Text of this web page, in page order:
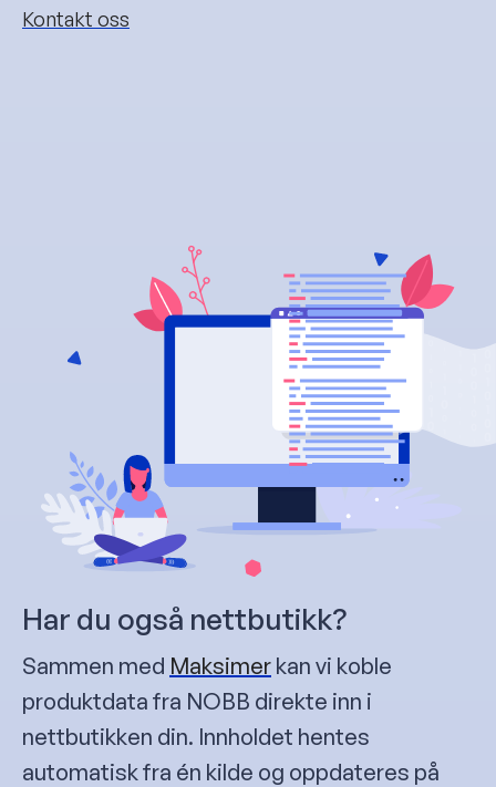
Kontakt oss
Har du også nettbutikk?
Sammen med Maksimer kan vi koble
produktdata fra NOBB direkte inn i
nettbutikken din. Innholdet hentes
automatisk fra én kilde og oppdateres på